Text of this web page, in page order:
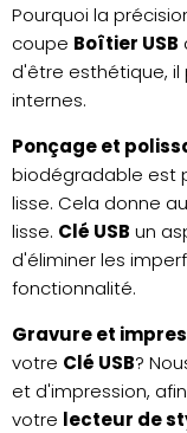
Pourquoi la
coupe Boîtier USB
d'être esthétique,
internes.
Ponçage et
biodégradable est
lisse. Cela donne
lisse. Clé USB un
d'éliminer les
fonctionnalité.
Gravure et
votre Clé USB?
et d'impression,
votre lecteur de